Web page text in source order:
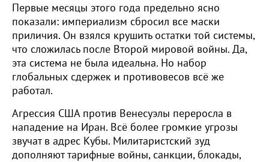
Первые месяцы этого года предельно ясно
показали: империализм сбросил все маски
приличия. Он взялся крушить остатки той системы,
что сложилась после Второй мировой войны. Да,
эта система не была идеальна. Но набор
глобальных сдержек и противовесов всё же
работал.
Агрессия США против Венесуэлы переросла в
нападение на Иран. Всё более громкие угрозы
звучат в адрес Кубы. Милитаристский зуд
дополняют тарифные войны, санкции, блокады,